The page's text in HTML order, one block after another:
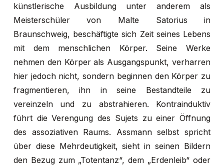
Es befinden sich
keine Produkte im
Warenkorb.
GO TO SHOP
künstlerische Ausbildung unter anderem als
Meisterschüler von Malte Satorius in
Braunschweig, beschäftigte sich Zeit seines Lebens
mit dem menschlichen Körper. Seine Werke
nehmen den Körper als Ausgangspunkt, verharren
hier jedoch nicht, sondern beginnen den Körper zu
fragmentieren, ihn in seine Bestandteile zu
vereinzeln und zu abstrahieren. Kontrainduktiv
führt die Verengung des Sujets zu einer Öffnung
des assoziativen Raums. Assmann selbst spricht
über diese Mehrdeutigkeit, sieht in seinen Bildern
den Bezug zum „Totentanz“, dem „Erdenleib“ oder